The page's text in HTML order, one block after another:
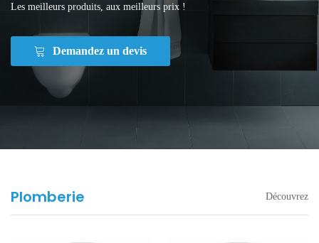
Les meilleurs produits, aux meilleurs prix !
Demandez un devis
Plomberie Découvrez